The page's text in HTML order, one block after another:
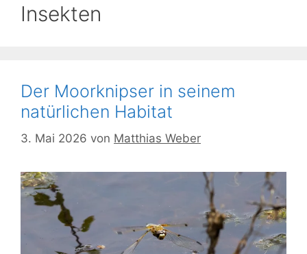
Insekten
Der Moorknipser in seinem
natürlichen Habitat
3. Mai 2026 von Matthias Weber